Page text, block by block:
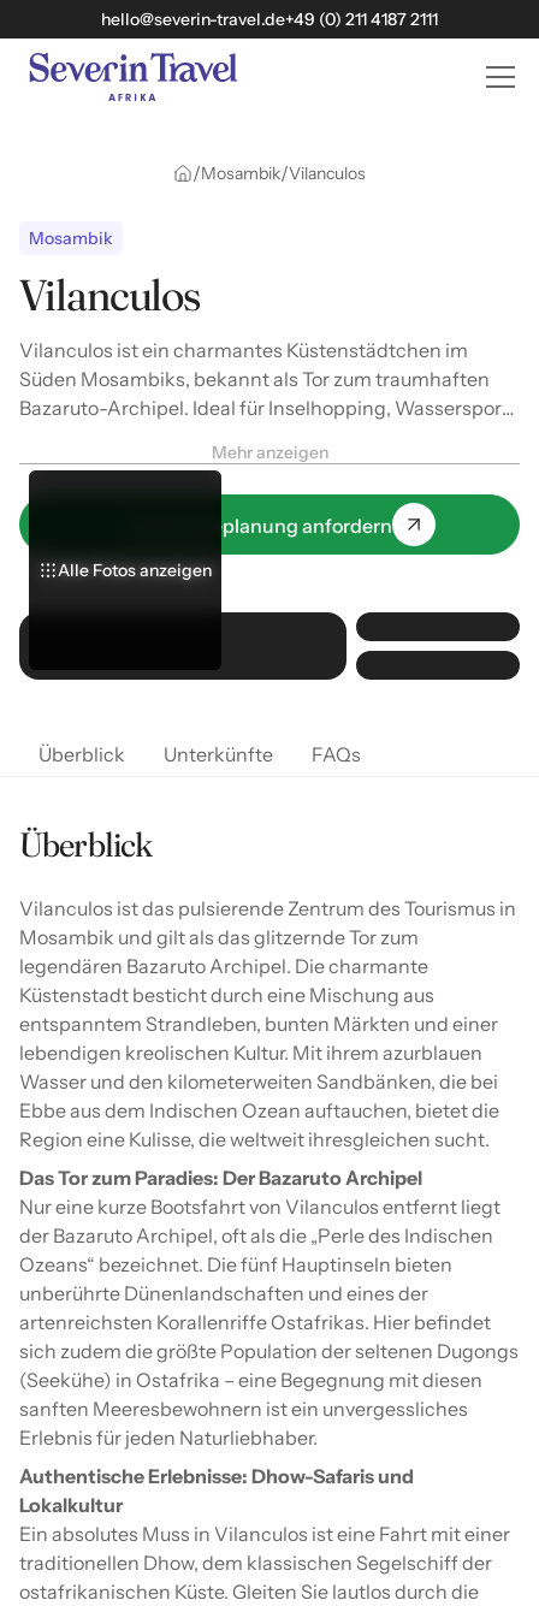
hello@severin-travel.de+49 (0) 211 4187 2111
/Mosambik/Vilanculos
Mosambik
Vilanculos
Vilanculos ist ein charmantes Küstenstädtchen im
Süden Mosambiks, bekannt als Tor zum traumhaften
Bazaruto-Archipel. Ideal für Inselhopping, Wassersport
Mehr anzeigen
Jetzt Reiseplanung anfordern
Alle Fotos anzeigen
Alle Fotos anzeigen
Alle Fotos anzeigen
Überblick Unterkünfte FAQs
Überblick
Vilanculos ist das pulsierende Zentrum des Tourismus in
Mosambik und gilt als das glitzernde Tor zum
legendären Bazaruto Archipel. Die charmante
Küstenstadt besticht durch eine Mischung aus
entspanntem Strandleben, bunten Märkten und einer
lebendigen kreolischen Kultur. Mit ihrem azurblauen
Wasser und den kilometerweiten Sandbänken, die bei
Ebbe aus dem Indischen Ozean auftauchen, bietet die
Region eine Kulisse, die weltweit ihresgleichen sucht.
Das Tor zum Paradies: Der Bazaruto Archipel
Nur eine kurze Bootsfahrt von Vilanculos entfernt liegt
der Bazaruto Archipel, oft als die „Perle des Indischen
Ozeans“ bezeichnet. Die fünf Hauptinseln bieten
unberührte Dünenlandschaften und eines der
artenreichsten Korallenriffe Ostafrikas. Hier befindet
sich zudem die größte Population der seltenen Dugongs
(Seekühe) in Ostafrika – eine Begegnung mit diesen
sanften Meeresbewohnern ist ein unvergessliches
Erlebnis für jeden Naturliebhaber.
Authentische Erlebnisse: Dhow-Safaris und
Lokalkultur
Ein absolutes Muss in Vilanculos ist eine Fahrt mit einer
traditionellen Dhow, dem klassischen Segelschiff der
ostafrikanischen Küste. Gleiten Sie lautlos durch die